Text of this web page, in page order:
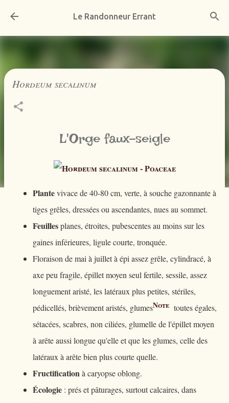
Accéder au contenu principal
Le Randonneur Errant
Hordeum secalinum
L'Orge faux-seigle
Plantevivace de 40-80 cm, verte, à souche gazonnante à
tiges grêles, dressées ou ascendantes, nues au sommet.
Feuillesplanes, étroites, pubescentes au moins sur les
gaines inférieures, ligule courte, tronquée.
Floraison de mai à juillet à épi assez grêle, cylindracé, à
axe peu fragile, épillet moyen seul fertile, sessile, assez
longuement aristé, les latéraux plus petites, stériles,
pédicellés, brièvement aristés, glumesNote toutes égales,
sétacées, scabres, non ciliées, glumelle de l'épillet moyen
à arête aussi longue qu'elle et que les glumes, celle des
latéraux à arête bien plus courte quelle.
Fructificationà caryopse oblong.
Écologie : prés et pâturages, surtout calcaires, dans